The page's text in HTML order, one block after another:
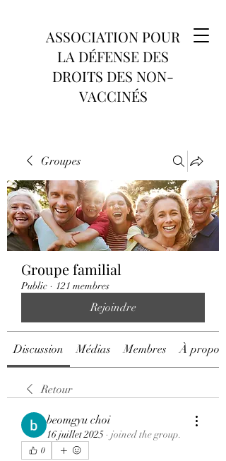
ASSOCIATION POUR
LA DÉFENSE DES
DROITS DES NON-
VACCINÉS
Groupes
Groupe familial
Public · 121 membres
Rejoindre
Discussion Médias Membres À propos
Retour
beomgyu choi
16 juillet 2025 · joined the group.
0